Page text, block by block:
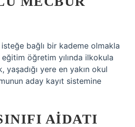
bağlı bir kademe olmakla
öğretim yılında ilkokula
yaşadığı yere en yakın okul
aday kayıt sistemine
AIDATI